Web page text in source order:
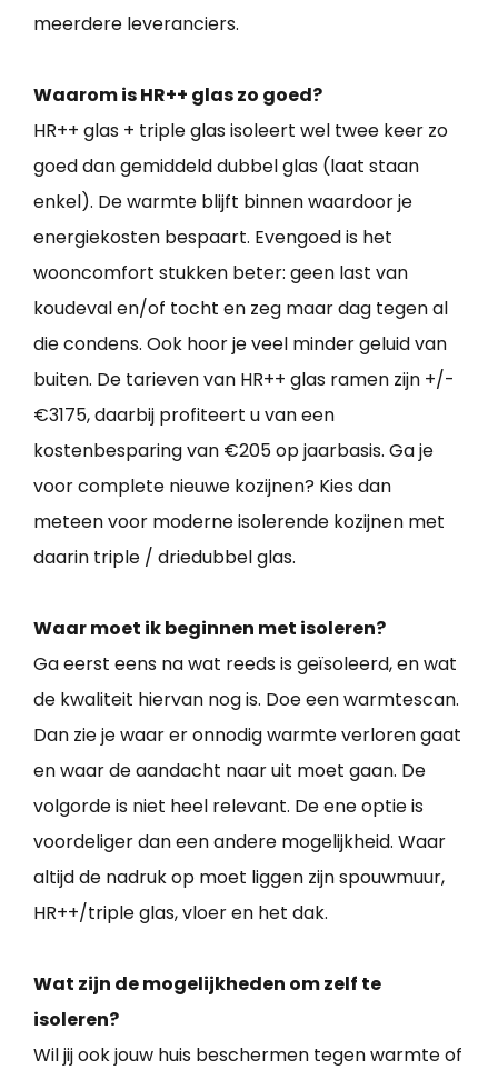
meerdere leveranciers.
Waarom is HR++ glas zo goed?
HR++ glas + triple glas isoleert wel twee keer zo
goed dan gemiddeld dubbel glas (laat staan
enkel). De warmte blijft binnen waardoor je
energiekosten bespaart. Evengoed is het
wooncomfort stukken beter: geen last van
koudeval en/of tocht en zeg maar dag tegen al
die condens. Ook hoor je veel minder geluid van
buiten. De tarieven van HR++ glas ramen zijn +/-
€3175, daarbij profiteert u van een
kostenbesparing van €205 op jaarbasis. Ga je
voor complete nieuwe kozijnen? Kies dan
meteen voor moderne isolerende kozijnen met
daarin triple / driedubbel glas.
Waar moet ik beginnen met isoleren?
Ga eerst eens na wat reeds is geïsoleerd, en wat
de kwaliteit hiervan nog is. Doe een warmtescan.
Dan zie je waar er onnodig warmte verloren gaat
en waar de aandacht naar uit moet gaan. De
volgorde is niet heel relevant. De ene optie is
voordeliger dan een andere mogelijkheid. Waar
altijd de nadruk op moet liggen zijn spouwmuur,
HR++/triple glas, vloer en het dak.
Wat zijn de mogelijkheden om zelf te
isoleren?
Wil jij ook jouw huis beschermen tegen warmte of